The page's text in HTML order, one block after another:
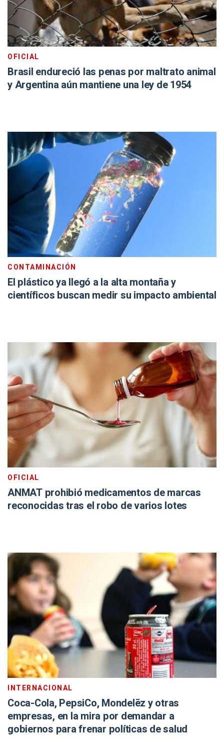
OFICIAL
Brasil endureció las penas por maltrato animal
y Argentina aún mantiene una ley de 1954
CONTAMINACIÓN
El plástico ya llegó a la alta montaña y
científicos buscan medir su impacto ambiental
OFICIAL
ANMAT prohibió medicamentos de marcas
reconocidas tras el robo de varios lotes
INTERNACIONAL
Coca-Cola, PepsiCo, Mondelēz y otras
empresas, en la mira por demandar a
gobiernos para frenar políticas de salud